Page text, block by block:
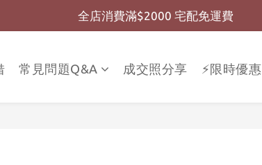
全店消費滿$999 超商免運費
全店消費滿$2000 宅配免運費
常見問題Q&A 成交照分享 ⚡限時優惠